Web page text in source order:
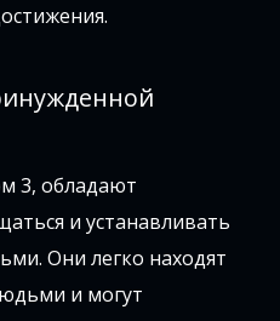
3, обладают
и устанавливать
Они легко находят
и могут